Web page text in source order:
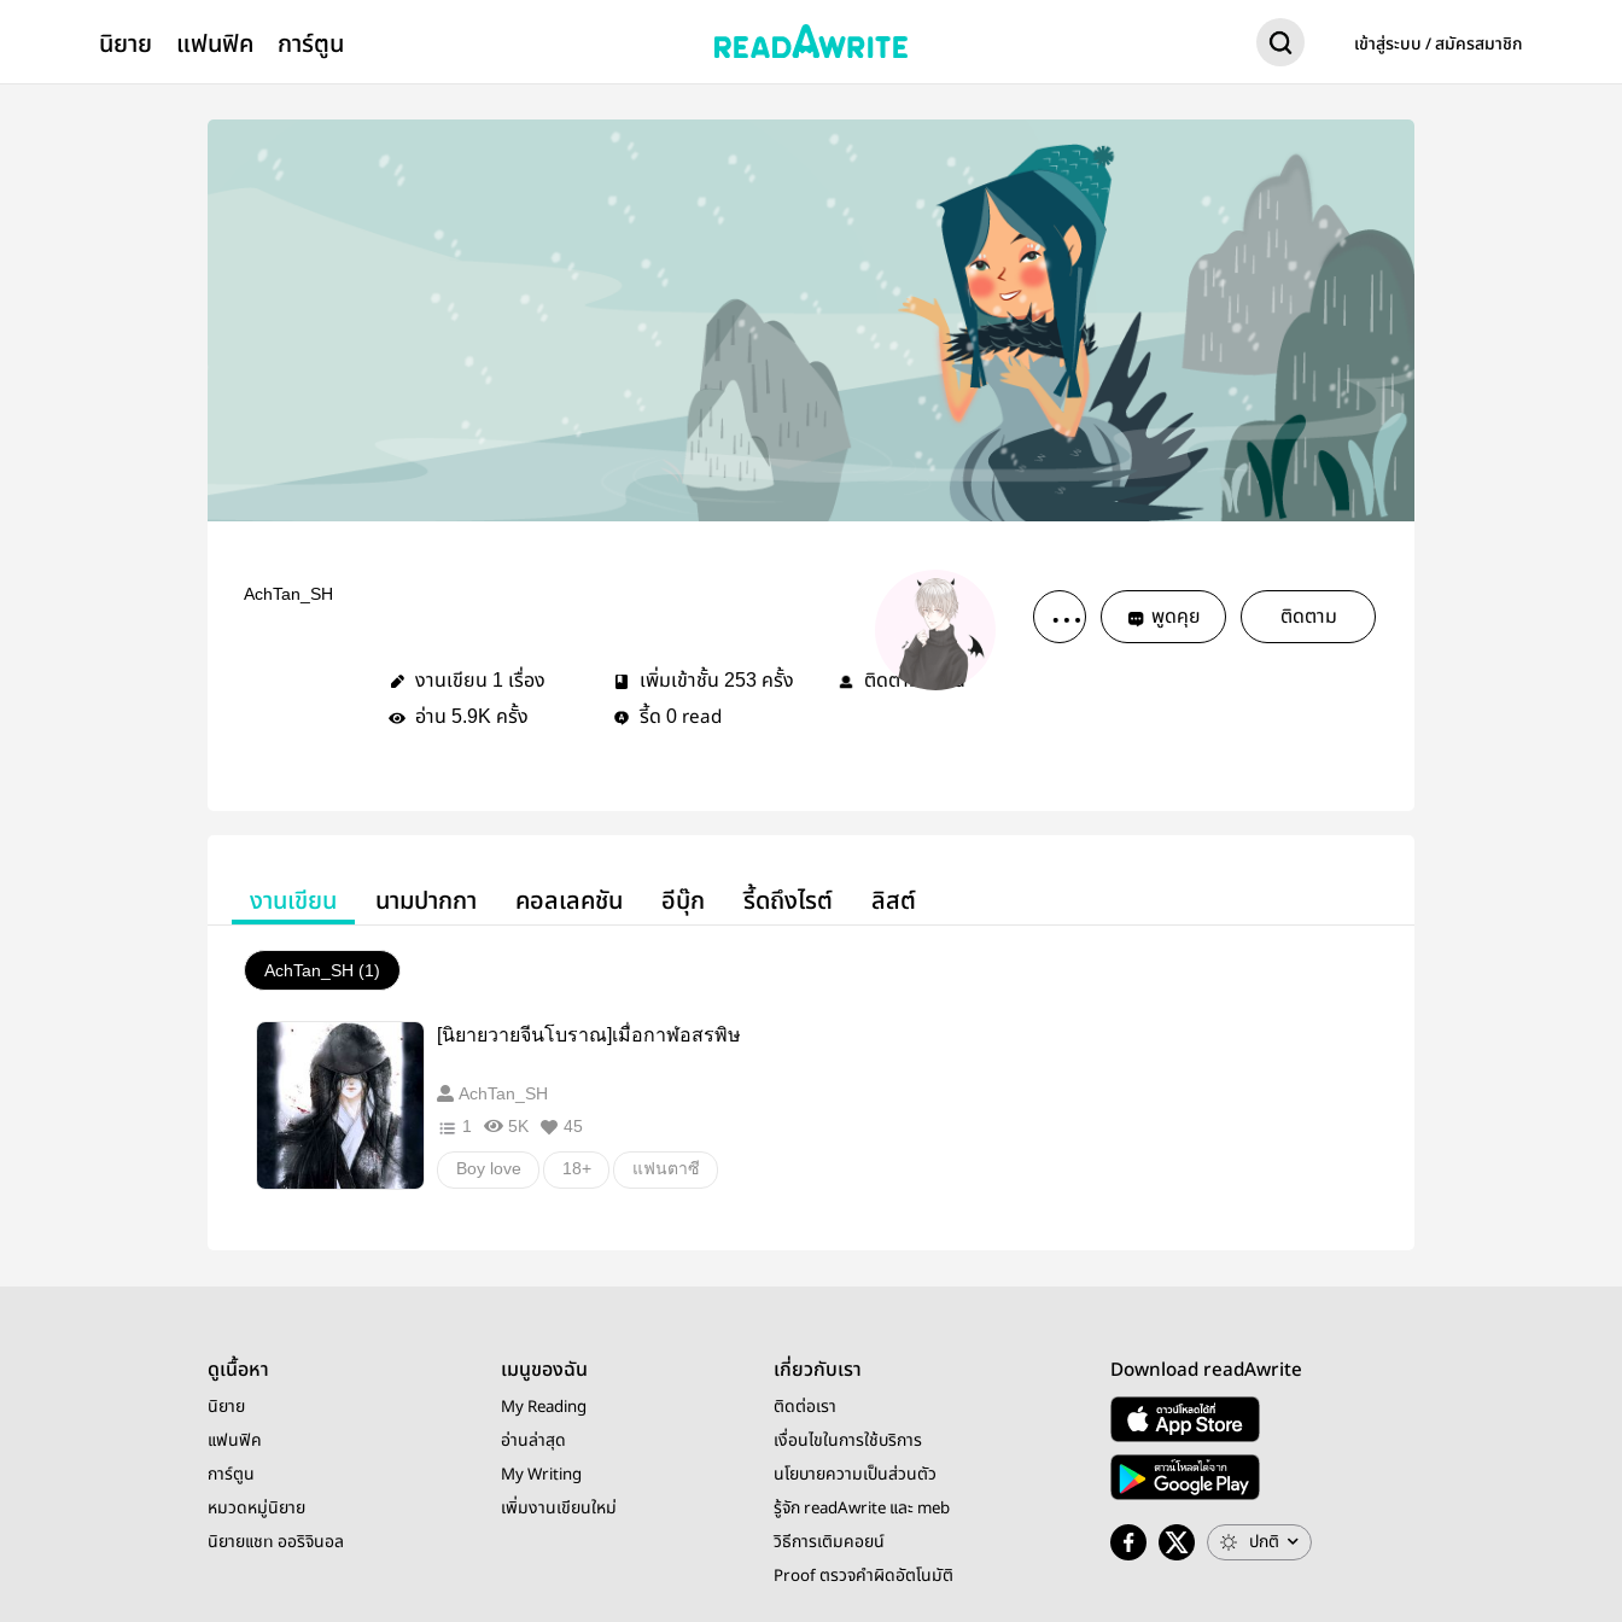
นิยาย แฟนฟิค การ์ตูน เข้าสู่ระบบ / สมัครสมาชิก
AchTan_SH
พูดคุย ติดตาม
งานเขียน 1 เรื่อง เพิ่มเข้าชั้น 253 ครั้ง ติดตาม คน
อ่าน 5.9K ครั้ง รี้ด 0 read
งานเขียน นามปากกา คอลเลคชัน อีบุ๊ก รี้ดถึงไรต์ ลิสต์
AchTan_SH (1)
[นิยายวายจีนโบราณ]เมื่อกาฬอสรพิษ
AchTan_SH
1
5K 45
Boy love 18+ แฟนตาซี
ดูเนื้อหา
นิยาย
แฟนฟิค
การ์ตูน
หมวดหมู่นิยาย
นิยายแชท ออริจินอล
เมนูของฉัน
My Reading
อ่านล่าสุด
My Writing
เพิ่มงานเขียนใหม่
เกี่ยวกับเรา
ติดต่อเรา
เงื่อนไขในการใช้บริการ
นโยบายความเป็นส่วนตัว
รู้จัก readAwrite และ meb
วิธีการเติมคอยน์
Proof ตรวจคำผิดอัตโนมัติ
Download readAwrite
ปกติ